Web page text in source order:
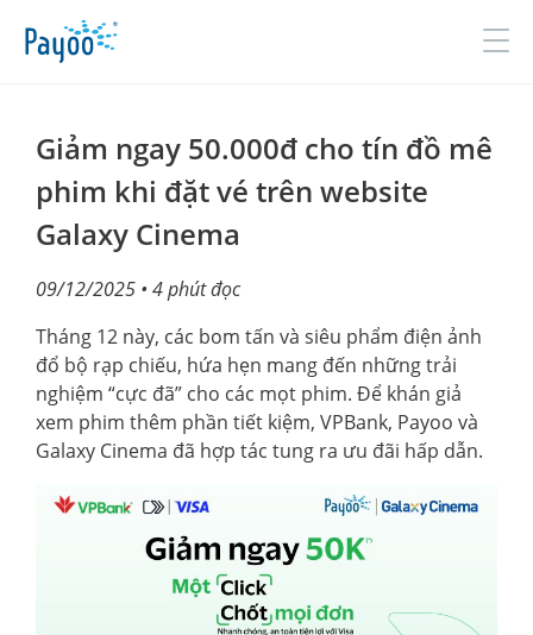
GIỚI THIỆU
SẢN PHẨM & DỊCH VỤ
TIN TỨC
ĐỐI TÁC
TUYỂN DỤNG
Giảm ngay 50.000đ cho tín đồ mê
phim khi đặt vé trên website
Galaxy Cinema
09/12/2025 • 4 phút đọc
Tháng 12 này, các bom tấn và siêu phẩm điện ảnh
đổ bộ rạp chiếu, hứa hẹn mang đến những trải
nghiệm “cực đã” cho các mọt phim. Để khán giả
xem phim thêm phần tiết kiệm, VPBank, Payoo và
Galaxy Cinema đã hợp tác tung ra ưu đãi hấp dẫn.